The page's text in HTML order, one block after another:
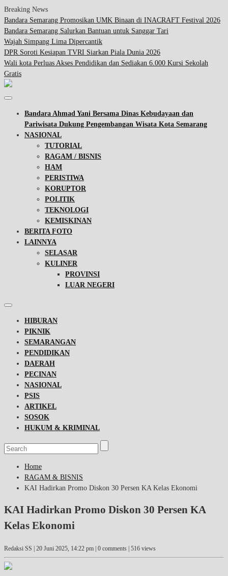
Breaking News
Bandara Semarang Promosikan UMK Binaan di INACRAFT Festival 2026
Bandara Semarang Salurkan Bantuan untuk Sanggar Tari
Wajah Simpang Lima Dipercantik
DPR Soroti Kesiapan TVRI Siarkan Piala Dunia 2026
Wali kota Perluas Akses Pendidikan dan Sediakan 6.000 Kursi Sekolah
Gratis
Bandara Ahmad Yani Bersama Dinas Kebudayaan dan
Pariwisata Dukung Pengembangan Wisata Kota Semarang
NASIONAL
TUTORIAL
RAGAM / BISNIS
HAM
PERISTIWA
KORUPTOR
POLITIK
TEKNOLOGI
KEMISKINAN
BERITA FOTO
LAINNYA
SELASAR
KULINER
PROVINSI
LUAR NEGERI
HIBURAN
PIKNIK
SEMARANGAN
PENDIDIKAN
DAERAH
PECINAN
NASIONAL
PSIS
ARTIKEL
SOSOK
HUKUM & KRIMINAL
Home
RAGAM & BISNIS
KAI Hadirkan Promo Diskon 30 Persen KA Kelas Ekonomi
KAI Hadirkan Promo Diskon 30 Persen KA
Kelas Ekonomi
Redaksi SS | 20 Juni 2025, 14:22 pm | 0 comments | 516 views